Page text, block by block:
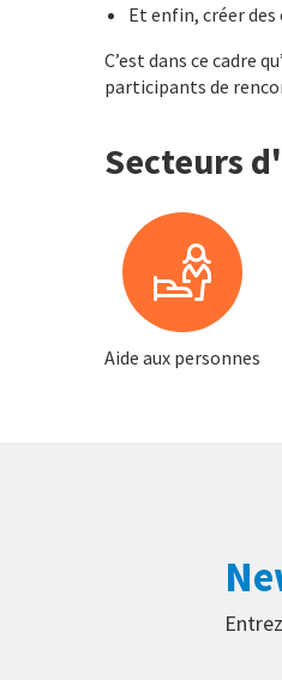
Et enfin, créer
C’est dans ce cadre
participants de
Secteurs
Aide aux personnes